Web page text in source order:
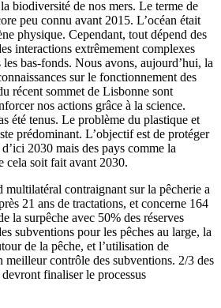
biodiversité de nos mers. Le terme de
peu connu avant 2015. L’océan était
physique. Cependant, tout dépend des
interactions extrêmement complexes
les bas-fonds. Nous avons, aujourd’hui, la
sur le fonctionnement des
récent sommet de Lisbonne sont
nos actions grâce à la science.
été tenus. Le problème du plastique et
prédominant. L’objectif est de protéger
2030 mais des pays comme la
cela soit fait avant 2030.
multilatéral contraignant sur la pêcherie a
21 ans de tractations, et concerne 164
la surpêche avec 50% des réserves
subventions pour les pêches au large, la
de la pêche, et l’utilisation de
meilleur contrôle des subventions. 2/3 des
finaliser le processus